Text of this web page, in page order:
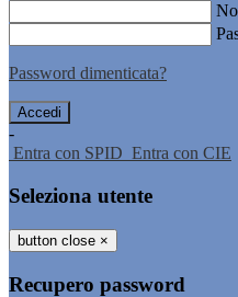
Password dimenticata?
-
Entra con SPID Entra con CIE
Seleziona utente
button close ×
Recupero password